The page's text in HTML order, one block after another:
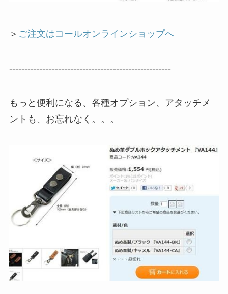
＞ ご注文はコールオンラインショップへ
-----------------------------------------------------
もっと便利になる、各種オプション、アタッチメ
ントも、お忘れなく。。。